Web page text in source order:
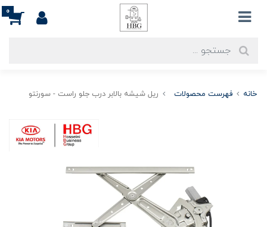
0
خانه فهرست محصولات ریل شیشه بالابر درب جلو راست - سورنتو